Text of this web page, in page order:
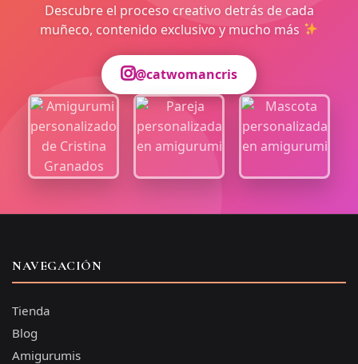
Descubre el proceso creativo detrás de cada
muñeco, contenido exclusivo y mucho más
@catwomancris
NAVEGACIÓN
Tienda
Blog
Amigurumis